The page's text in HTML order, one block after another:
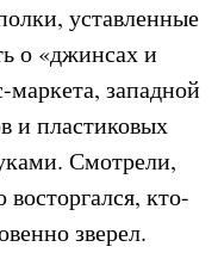
уставленные
о «джинсах и
маркета, западной
и пластиковых
Смотрели,
кто-
зверел.